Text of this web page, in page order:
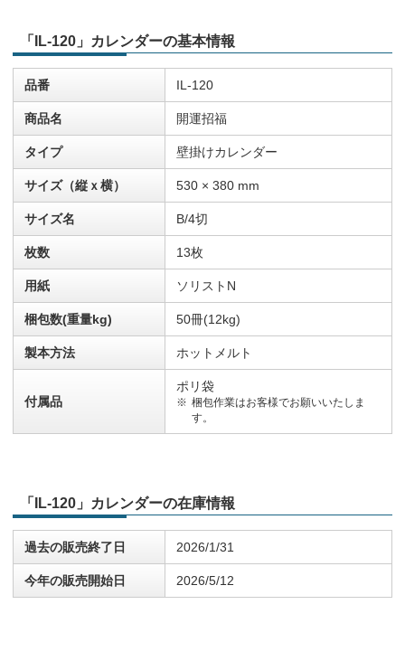
「IL-120」カレンダーの基本情報
品番 IL-120
商品名 開運招福
タイプ 壁掛けカレンダー
サイズ（縦ｘ横） 530 × 380 mm
サイズ名 B/4切
枚数 13枚
用紙 ソリストN
梱包数(重量kg) 50冊(12kg)
製本方法 ホットメルト
付属品
ポリ袋
梱包作業はお客様でお願いいたしま
す。
「IL-120」カレンダーの在庫情報
過去の販売終了日 2026/1/31
今年の販売開始日 2026/5/12